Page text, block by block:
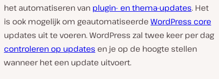
het automatiseren van plugin- en thema-updates. Het
is ook mogelijk om geautomatiseerde WordPress core
updates uit te voeren. WordPress zal twee keer per dag
controleren op updates en je op de hoogte stellen
wanneer het een update uitvoert.